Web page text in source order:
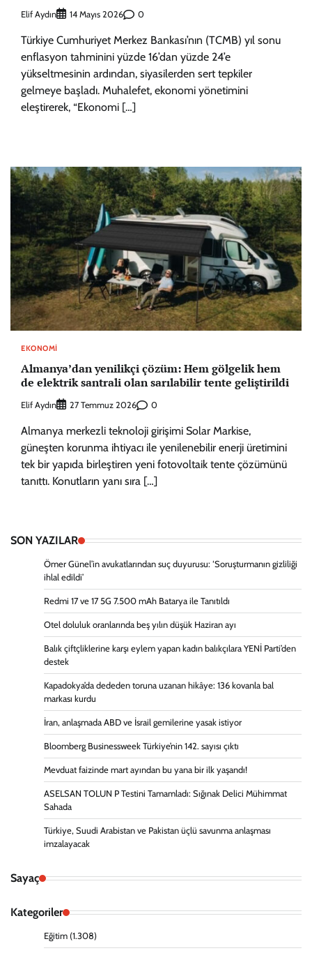
Elif Aydın 14 Mayıs 2026 0
Türkiye Cumhuriyet Merkez Bankası’nın (TCMB) yıl sonu
enflasyon tahminini yüzde 16’dan yüzde 24’e
yükseltmesinin ardından, siyasilerden sert tepkiler
gelmeye başladı. Muhalefet, ekonomi yönetimini
eleştirerek, “Ekonomi […]
EKONOMI
Almanya’dan yenilikçi çözüm: Hem gölgelik hem
de elektrik santrali olan sarılabilir tente geliştirildi
Elif Aydın 27 Temmuz 2026 0
Almanya merkezli teknoloji girişimi Solar Markise,
güneşten korunma ihtiyacı ile yenilenebilir enerji üretimini
tek bir yapıda birleştiren yeni fotovoltaik tente çözümünü
tanıttı. Konutların yanı sıra […]
SON YAZILAR
Ömer Günel’in avukatlarından suç duyurusu: ‘Soruşturmanın gizliliği
ihlal edildi’
Redmi 17 ve 17 5G 7.500 mAh Batarya ile Tanıtıldı
Otel doluluk oranlarında beş yılın düşük Haziran ayı
Balık çiftçliklerine karşı eylem yapan kadın balıkçılara YENİ Parti’den
destek
Kapadokya’da dededen toruna uzanan hikâye: 136 kovanla bal
markası kurdu
İran, anlaşmada ABD ve İsrail gemilerine yasak istiyor
Bloomberg Businessweek Türkiye’nin 142. sayısı çıktı
Mevduat faizinde mart ayından bu yana bir ilk yaşandı!
ASELSAN TOLUN P Testini Tamamladı: Sığınak Delici Mühimmat
Sahada
Türkiye, Suudi Arabistan ve Pakistan üçlü savunma anlaşması
imzalayacak
Sayaç
Kategoriler
Eğitim (1.308)